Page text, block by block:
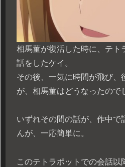
相馬菫が復活した時に、テト
話をしたケイ。
その後、一気に時間が飛び、
が、相馬菫はどうなったので
いずれその間の話が、作中で
んが、一応簡単に。
このテトラポットでの会話以